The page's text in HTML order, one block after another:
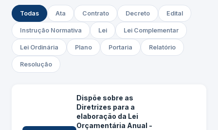
Todas Ata Contrato Decreto Edital
Instrução Normativa Lei Lei Complementar
Lei Ordinária Plano Portaria Relatório
Resolução
Dispõe sobre as
Diretrizes para a
elaboração da Lei
Orçamentária Anual -